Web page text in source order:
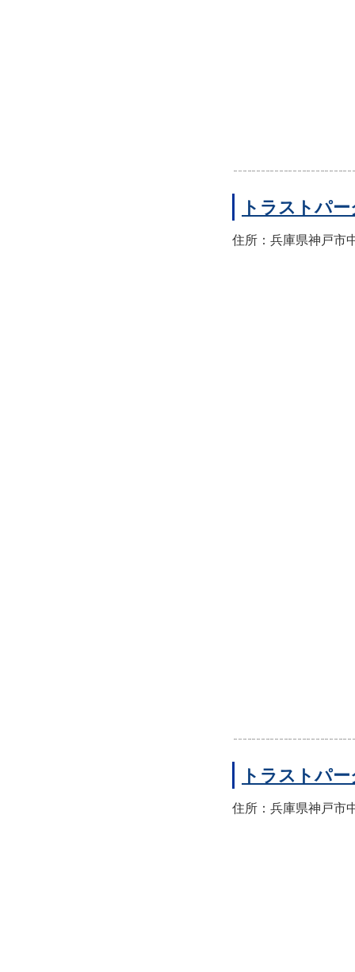
トラストパ
住所：兵庫県神戸市
トラストパ
住所：兵庫県神戸市